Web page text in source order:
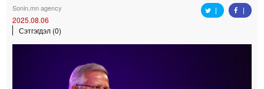
Спорт
Sonin.mn agency
2025.08.06
Сэтгэгдэл (0)